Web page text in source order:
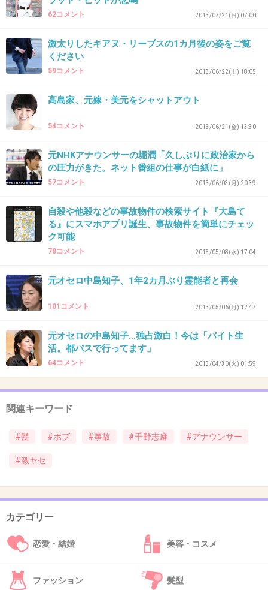
このホテルの前の通り、富士山近辺に遊びにい
インターから出て、がっつりなラブホ街がたち
並ぶ通りの1軒目って感じかな。
地元名家さんなら尚更利用することは考え難
い。
は見るんだよね
そこがどうもわからんけど、ラブホ街のホテル
+76 -4
お前ら、もう やめろよ…死んだ人はかえってこ
ないし、やってしまった事を取り消す事はでき
後は どう遺族が納得するのか？現実は保証問題
まだ、幼い子供だっている女だ。まずは、子供
が
可哀想だろう…。
叩くのもいいが、我々だっていつ加害者になる
のかわからないんだぞ。
32. 匿名
62コメント 2013/07/21(日) 07:00
激太りしたキアヌ・リーブスの1カ月後の姿をご覧
ください
59コメント 2013/06/22(土) 18:05
高島家、元嫁・美元をシャットアウト
54コメント 2013/06/21(金) 13:30
元NHKアナウンサーの堀潤「久しぶりに政治家から
の圧力がきた。ネット番組の仕事が白紙に」
57コメント 2013/06/03(月) 20:39
自殺や他殺などの事故物件の検索サイト『大島て
る』にスマホアプリ誕生、事故物件を簡単にチェッ
ク可能
78コメント 2013/05/08(水) 17:04
元オセロ中島知子、1年2カ月ぶり霊能者と再会
101コメント 2013/05/06(月) 12:47
元オセロの中島知子…独占激白！今は「バイト生
活。都バスで行ってます」
64コメント 2013/04/30(火) 01:59
関連キーワード
#髪 #ボブ #事故 #千野志麻 #アナウンサー
#激ヤセ
カテゴリー
恋愛・結婚 美容・コスメ
ファッション 髪型